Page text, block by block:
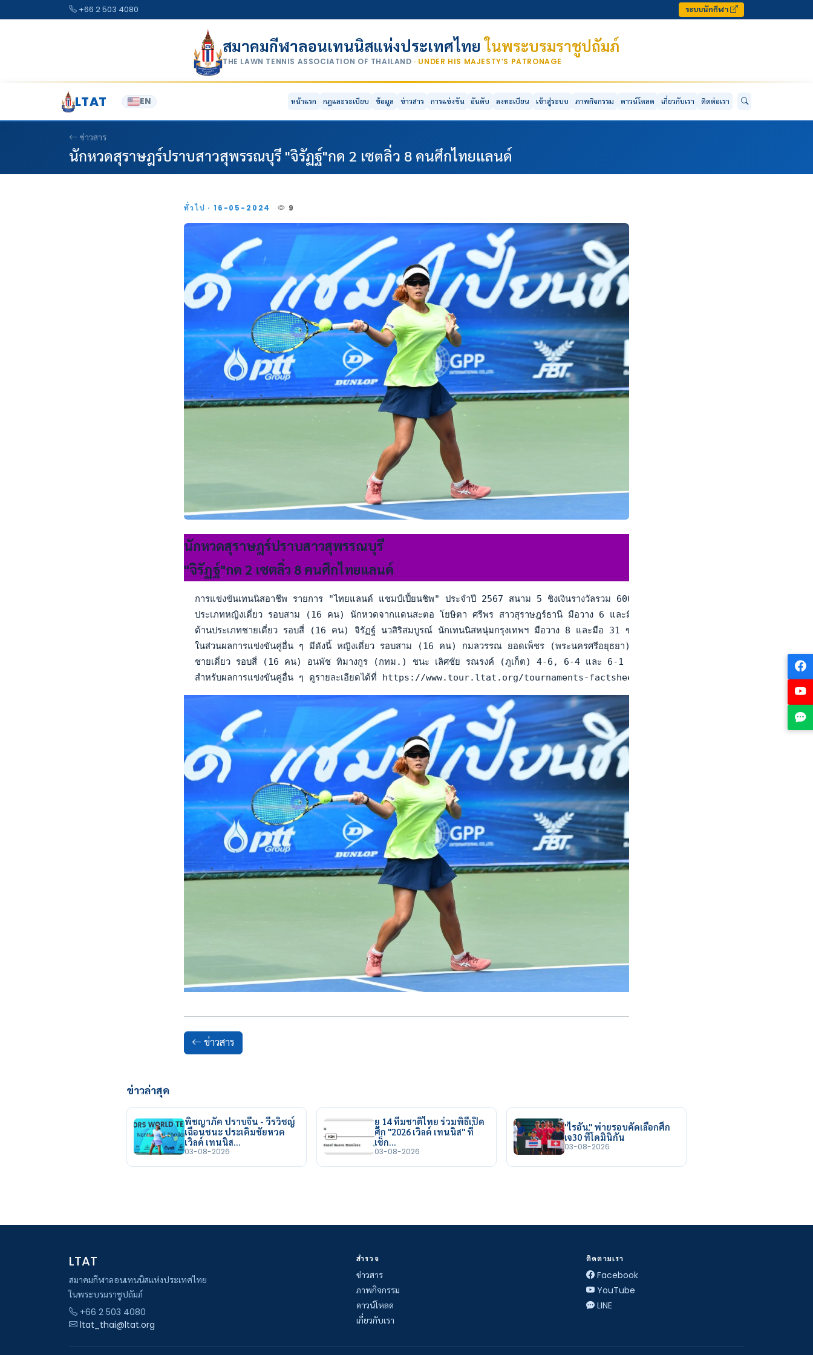
+66 2 503 4080 ระบบนักกีฬา
สมาคมกีฬาลอนเทนนิสแห่งประเทศไทยในพระบรมราชูปถัมภ์
THE LAWN TENNIS ASSOCIATION OF THAILAND · UNDER HIS MAJESTY’S PATRONAGE
LTAT EN หน้าแรก กฎและระเบียบ ข้อมูล ข่าวสาร การแข่งขัน อันดับ ลงทะเบียน เข้าสู่ระบบ ภาพกิจกรรม ดาวน์โหลด เกี่ยวกับเรา ติดต่อเรา
ข่าวสาร
นักหวดสุราษฎร์ปราบสาวสุพรรณบุรี "จิรัฏฐ์"กด 2 เซตลิ่ว 8 คนศึกไทยแลนด์
ทั่วไป · 16-05-2024 9
นักหวดสุราษฎร์ปราบสาวสุพรรณบุรี
"จิรัฏฐ์"กด 2 เซตลิ่ว 8 คนศึกไทยแลนด์
การแข่งขันเทนนิสอาชีพ รายการ "ไทยแลนด์ แชมป์เปี้ยนชิพ" ประจำปี 2567 สนาม 5 ชิงเงินรางวัลรวม 600,000 บาท พร้อมคะแนนสะสมอันดับประ
ประเภทหญิงเดี่ยว รอบสาม (16 คน) นักหวดจากแดนสะตอ โยษิตา ศรีพร สาวสุราษฎร์ธานี มือวาง 6 และมือ 23 ของไทย พบกับ วราภรณ์ เมืองโพ
ด้านประเภทชายเดี่ยว รอบสี่ (16 คน) จิรัฏฐ์ นวสิริสมบูรณ์ นักเทนนิสหนุ่มกรุงเทพฯ มือวาง 8 และมือ 31 ของไทย ใช้ชั้นเชิงและประสบการณ์จากกา
ในส่วนผลการแข่งขันคู่อื่น ๆ มีดังนี้ หญิงเดี่ยว รอบสาม (16 คน) กมลวรรณ ยอดเพ็ชร (พระนครศรีอยุธยา) ชนะ ณัชชารีย์ ธีรโชติจิรานนท์ (ประจ
ชายเดี่ยว รอบสี่ (16 คน) อนพัช ทิมางกูร (กทม.) ชนะ เลิศชัย รณรงค์ (ภูเก็ต) 4-6, 6-4 และ 6-1 ชญานนท์ แก้วสุทอ (สระบุรี) ชนะ โกวิ
  สำหรับผลการแข่งขันคู่อื่น ๆ ดูรายละเอียดได้ที่ https://www.tour.ltat.org/tournaments-factsheet-acceptance-MTQ5Ng==.html
ข่าวสาร
ข่าวล่าสุด
พิชญาภัค ปราบจีน - วีรวิชญ์
เฉือนชนะ ประเดิมชัยหวด
เวิลด์ เทนนิส…
03-08-2026
ยู 14 ทีมชาติไทย ร่วมพิธีเปิด
ศึก "2026 เวิลด์ เทนนิส" ที่
เช็ก…
03-08-2026
"ไรอัน" พ่ายรอบคัดเลือกศึก
เจ30 ที่โดมินิกัน
03-08-2026
LTAT
สมาคมกีฬาลอนเทนนิสแห่งประเทศไทย
ในพระบรมราชูปถัมภ์
+66 2 503 4080
ltat_thai@ltat.org
สำรวจ
ข่าวสาร
ภาพกิจกรรม
ดาวน์โหลด
เกี่ยวกับเรา
ติดตามเรา
Facebook
YouTube
LINE